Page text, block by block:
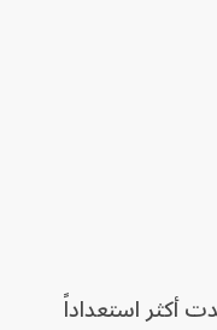
أكثر استعداداً